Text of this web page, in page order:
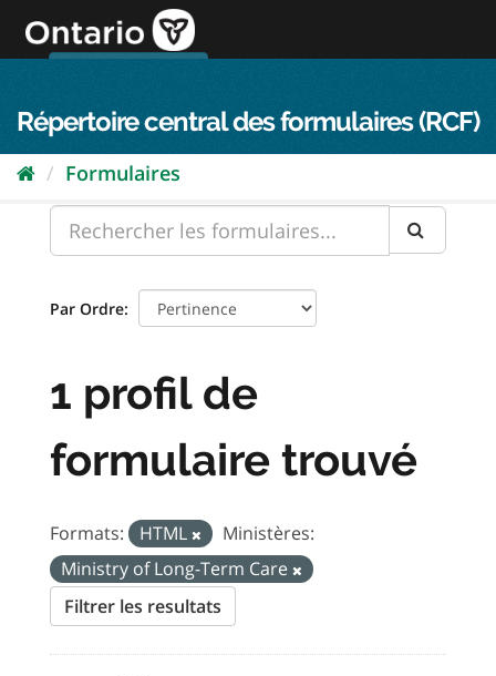
directement
au
Répertoire central des formulaires (RCF)
Formulaires
Par Ordre
1 profil de
formulaire trouvé
Formats: HTML
Ministères:
Ministry of Long-Term Care
Filtrer les resultats